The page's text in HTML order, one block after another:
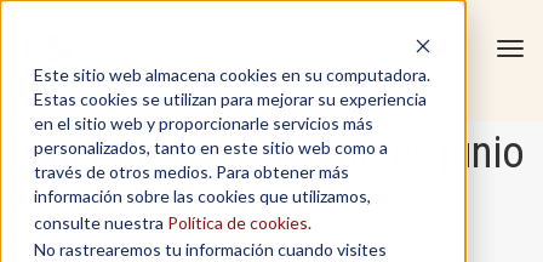
Este sitio web almacena cookies en su computadora.
Estas cookies se utilizan para mejorar su experiencia
en el sitio web y proporcionarle servicios más
personalizados, tanto en este sitio web como a
través de otros medios. Para obtener más
información sobre las cookies que utilizamos,
consulte nuestra Política de cookies.
No rastrearemos tu información cuando visites
Sinergias empresariales junio
2026